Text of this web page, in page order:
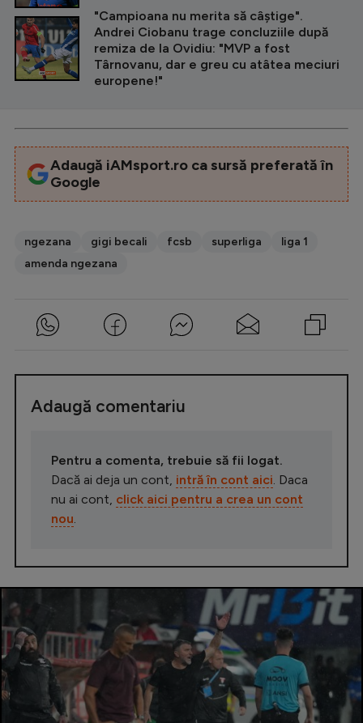
"Campioana nu merita să câștige".
Andrei Ciobanu trage concluziile după
remiza de la Ovidiu: "MVP a fost
Târnovanu, dar e greu cu atâtea meciuri
europene!"
Adaugă iAMsport.ro ca sursă preferată în
Google
ngezana gigi becali fcsb superliga
liga 1
amenda ngezana
Adaugă comentariu
Pentru a comenta, trebuie să fii logat.
Dacă ai deja un cont, intră în cont aici . Daca
nu ai cont, click aici pentru a crea un cont
nou